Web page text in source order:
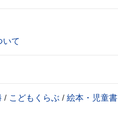
いて
/ こどもくらぶ / 絵本・児童書